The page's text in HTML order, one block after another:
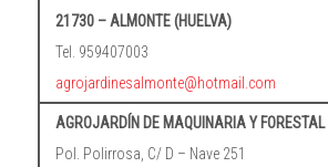
21730 – ALMONTE (HUELVA)
Tel. 959407003
agrojardinesalmonte@hotmail.com
AGROJARDÍN DE MAQUINARIA Y FORESTAL
Pol. Polirrosa, C/ D – Nave 251